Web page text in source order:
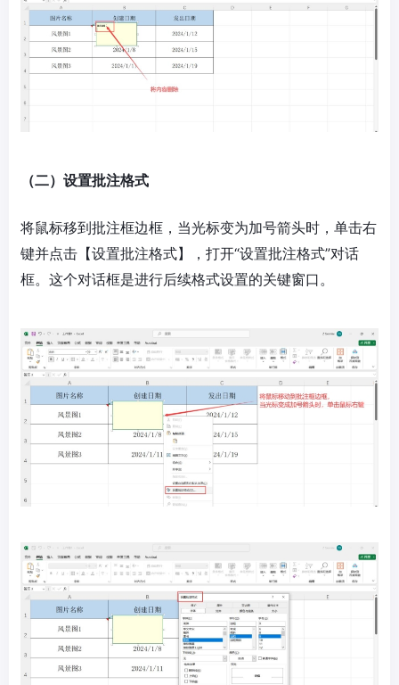
（二）设置批注格式
将鼠标移到批注框边框，当光标变为加号箭头时，单击右
键并点击【设置批注格式】，打开“设置批注格式”对话
框。这个对话框是进行后续格式设置的关键窗口。